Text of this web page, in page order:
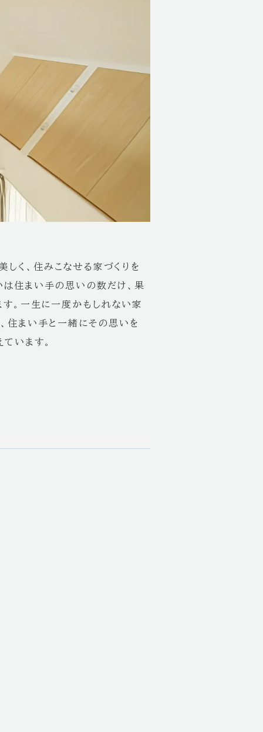
しく、住みこなせる家づくりを
は住まい手の思いの数だけ、果
。一生に一度かもしれない家
住まい手と一緒にその思いを
います。